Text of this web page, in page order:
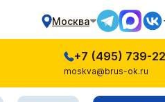
Москва
+7 (495) 739-
moskva@brus-ok.ru